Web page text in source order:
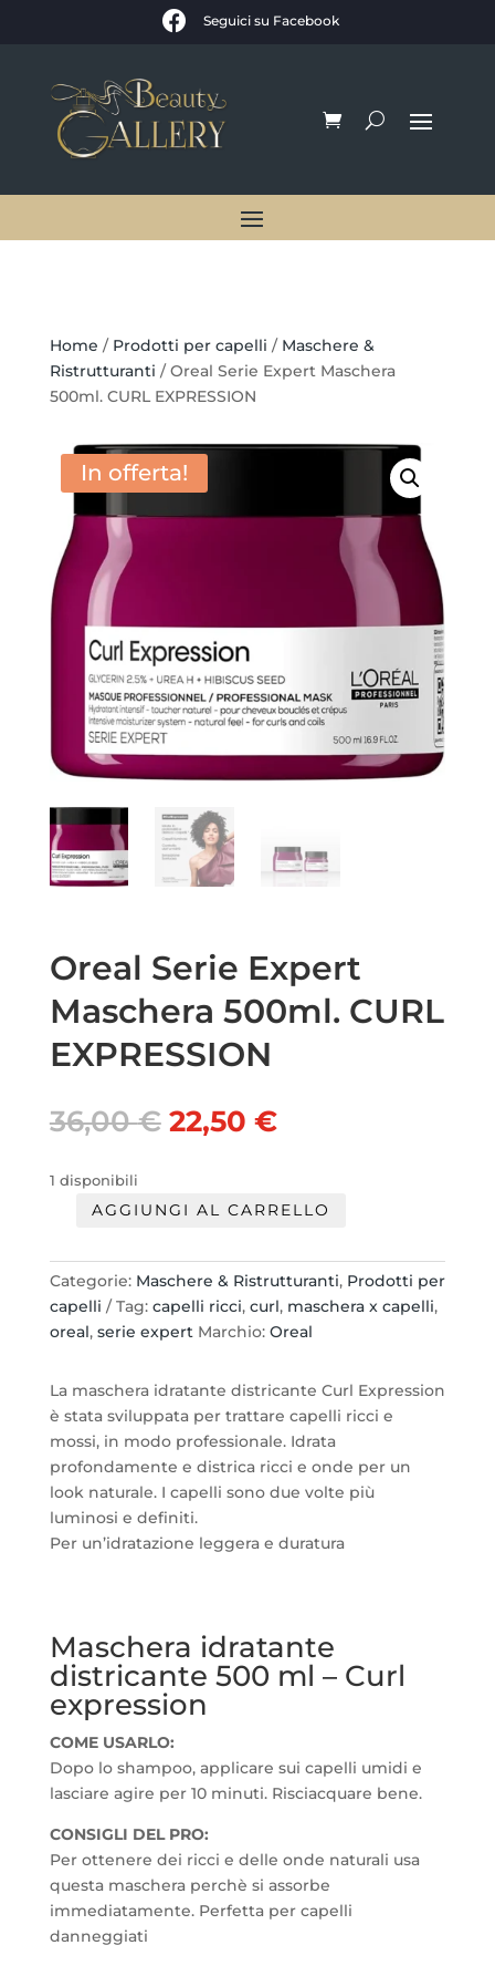
 Seguici su Facebook
Home / Prodotti per capelli / Maschere &
Ristrutturanti / Oreal Serie Expert Maschera
500ml. CURL EXPRESSION
In offerta!
Oreal Serie Expert
Maschera 500ml. CURL
EXPRESSION
36,00€ Il
prezzo
era:
36,00 €.
22,50 €Il
è:
22,50 €.
1 disponibili
Expert
Maschera
500ml.
quantità
AGGIUNGI AL CARRELLO
Categorie: Maschere & Ristrutturanti, Prodotti per
capelli
Tag: capelli ricci, curl, maschera x capelli,
oreal, serie expert Marchio: Oreal
La maschera idratante districante Curl Expression
è stata sviluppata per trattare capelli ricci e
mossi, in modo professionale. Idrata
profondamente e districa ricci e onde per un
look naturale. I capelli sono due volte più
luminosi e definiti.
Per un’idratazione leggera e duratura
Maschera idratante
districante 500 ml – Curl
expression
COME USARLO:
Dopo lo shampoo, applicare sui capelli umidi e
lasciare agire per 10 minuti. Risciacquare bene.
CONSIGLI DEL PRO:
Per ottenere dei ricci e delle onde naturali usa
questa maschera perchè si assorbe
immediatamente. Perfetta per capelli
danneggiati